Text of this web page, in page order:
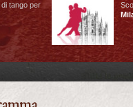
tango per